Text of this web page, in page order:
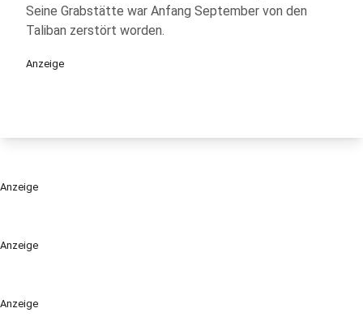
Anzeige
Anzeige
Seine Grabstätte war Anfang September von den
Taliban zerstört worden.
Anzeige
Anzeige